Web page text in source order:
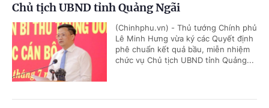
Chủ tịch UBND tỉnh Quảng Ngãi
(Chinhphu.vn) - Thủ tướng Chính phủ
Lê Minh Hưng vừa ký các Quyết định
phê chuẩn kết quả bầu, miễn nhiệm
chức vụ Chủ tịch UBND tỉnh Quảng...